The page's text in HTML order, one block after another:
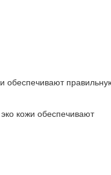
обеспечивают
кожи обеспечивают